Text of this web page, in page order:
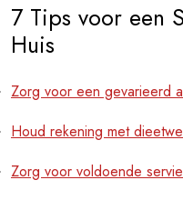
7 Tips voor een
Huis
Zorg voor een gevarieerd
Houd rekening met
Zorg voor voldoende